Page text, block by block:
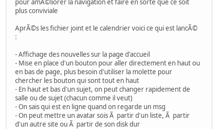
pour amÃ©liorer la navigation et faire en sorte que ce soit
plus conviviale
AprÃ©s les fichier joint et le calendrier voici ce qui est lancÃ©
:
- Affichage des nouvelles sur la page d'accueil
- Mise en place d'un bouton pour aller directement en haut ou
en bas de page, plus besoin d'utiliser la molette pour
chercher les bouton qui sont tout en haut
- En haut et bas d'un sujet, on peut changer rapidement de
salle ou de sujet (chacun comme il veut)
- On sais qui est en ligne quand on regarde un msg
- On peut mettre un avatar sois Ã partir d'un liste, Ã partir
d'un autre site ou Ã partir de son disk dur